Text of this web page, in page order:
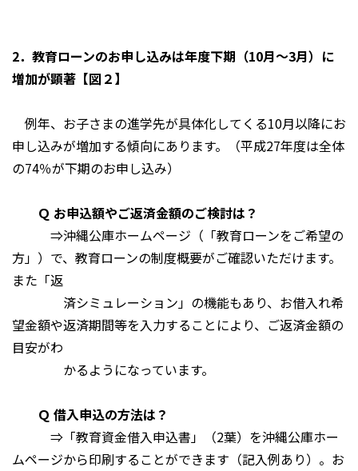
2．教育ローンのお申し込みは年度下期（10月～3月）に
増加が顕著【図２】
例年、お子さまの進学先が具体化してくる10月以降にお
申し込みが増加する傾向にあります。（平成27年度は全体
の74％が下期のお申し込み）
Ｑ お申込額やご返済金額のご検討は？
⇒沖縄公庫ホームページ（「教育ローンをご希望の
方」）で、教育ローンの制度概要がご確認いただけます。
また「返
済シミュレーション」の機能もあり、お借入れ希
望金額や返済期間等を入力することにより、ご返済金額の
目安がわ
かるようになっています。
Ｑ 借入申込の方法は？
⇒「教育資金借入申込書」（2葉）を沖縄公庫ホー
ムページから印刷することができます（記入例あり）。お